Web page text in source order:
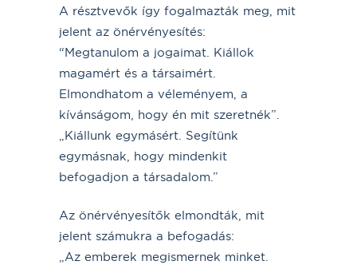
A résztvevők így fogalmazták meg, mit
jelent az önérvényesítés:
“Megtanulom a jogaimat. Kiállok
magamért és a társaimért.
Elmondhatom a véleményem, a
kívánságom, hogy én mit szeretnék”.
„Kiállunk egymásért. Segítünk
egymásnak, hogy mindenkit
befogadjon a társadalom.”
Az önérvényesítők elmondták, mit
jelent számukra a befogadás:
„Az emberek megismernek minket.